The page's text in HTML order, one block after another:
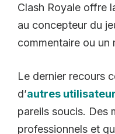
Clash Royale offre
au concepteur du
commentaire ou un
Le dernier recours
d’autres
pareils soucis. Des
professionnels et